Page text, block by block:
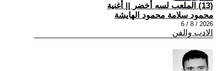
(13) الملعب لسه أخضر || أغنية
محمود سلامة محمود الهايشة
2026 / 8 / 6
الادب والفن